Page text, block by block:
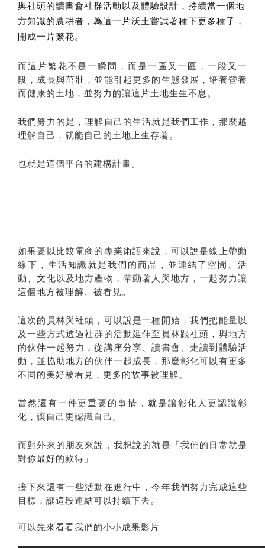
與社頭的讀書會社群活動以及體驗設計，持續當一個地
方知識的農耕者，為這一片沃土嘗試著種下更多種子，
開成一片繁花。
而這片繁花不是一瞬間，而是一區又一區，一段又一
段，成長與茁壯，並能引起更多的生態發展，培養營養
而健康的土地，並努力的讓這片土地生生不息。
我們努力的是，理解自己的生活就是我們工作，那麼越
理解自己，就能自己的土地上生存著。
也就是這個平台的建構計畫。
如果要以比較電商的專業術語來說，可以說是線上帶動
線下，生活知識就是我們的商品，並連結了空間、活
動、文化以及地方產物，帶動著人與地方，一起努力讓
這個地方被理解、被看見。
這次的員林與社頭，可以說是一種開始，我們把能量以
及一些方式透過社群的活動延伸至員林跟社頭，與地方
的伙伴一起努力，從講座分享、讀書會、走讀到體驗活
動，並協助地方的伙伴一起成長，那麼彰化可以有更多
不同的美好被看見，更多的故事被理解。
當然還有一件更重要的事情，就是讓彰化人更認識彰
化，讓自己更認識自己。
而對外來的朋友來說，我想說的就是「我們的日常就是
對你最好的款待」
接下來還有一些活動在進行中，今年我們努力完成這些
目標，讓這段連結可以持續下去。
可以先來看看我們的小小成果影片